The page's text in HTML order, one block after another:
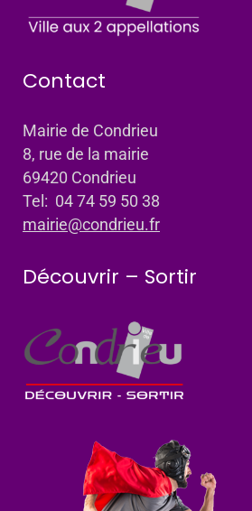
Contact
Mairie de Condrieu
8, rue de la mairie
69420 Condrieu
Tel: 04 74 59 50 38
mairie@condrieu.fr
Découvrir – Sortir